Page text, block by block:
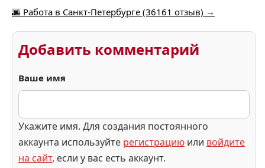
🌆 Работа в Санкт-Петербурге (36161 отзыв) →
Добавить комментарий
Ваше имя
Укажите имя. Для создания постоянного
аккаунта используйте регистрацию или войдите
на сайт, если у вас есть аккаунт.